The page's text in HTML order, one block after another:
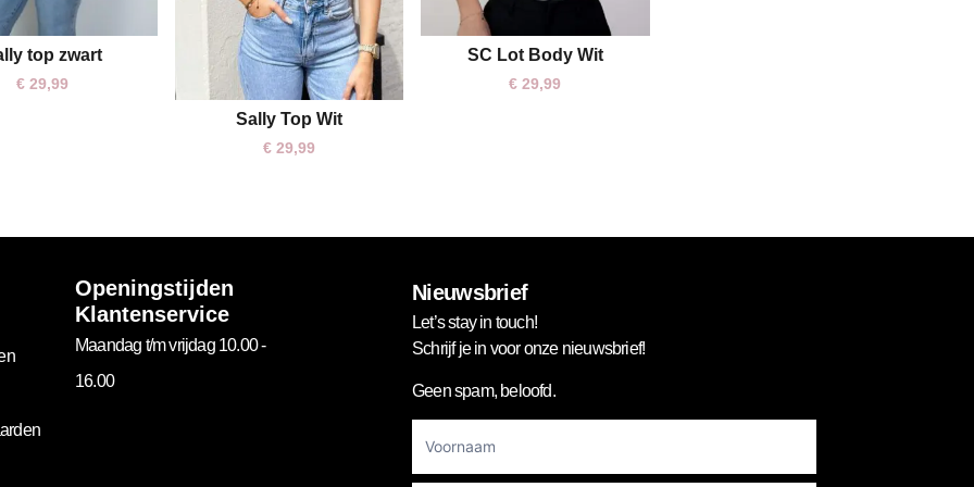
L XL
top zwart
€ 29,99
L XL
Sally Top Wit
€29,99
XL
SC Lot Body Wit
€ 29,99
Openingstijden
Klantenservice
Maandag t/m vrijdag 10.00 -
16.00
Nieuwsbrief
Let’s stay in touch!
Schrijf je in voor onze nieuwsbrief!
Geen spam, beloofd.
Newsletter